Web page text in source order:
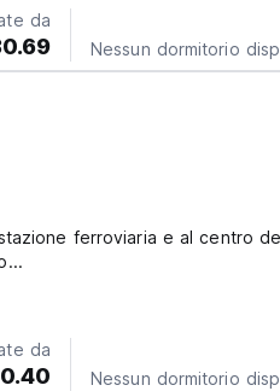
da
Nessun dormitorio
ferroviaria e al centro
da
Nessun dormitorio